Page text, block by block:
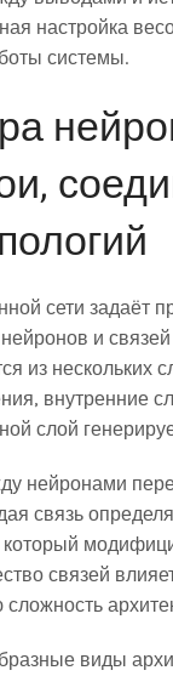
настройка
системы.
сети задаёт
и
из нескольких
внутренние
слой
нейронами
связь
связей
виды